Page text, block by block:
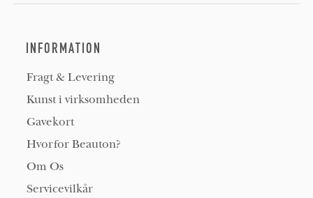
INFORMATION
Fragt & Levering
Kunst i virksomheden
Gavekort
Hvorfor Beauton?
Om Os
Servicevilkår